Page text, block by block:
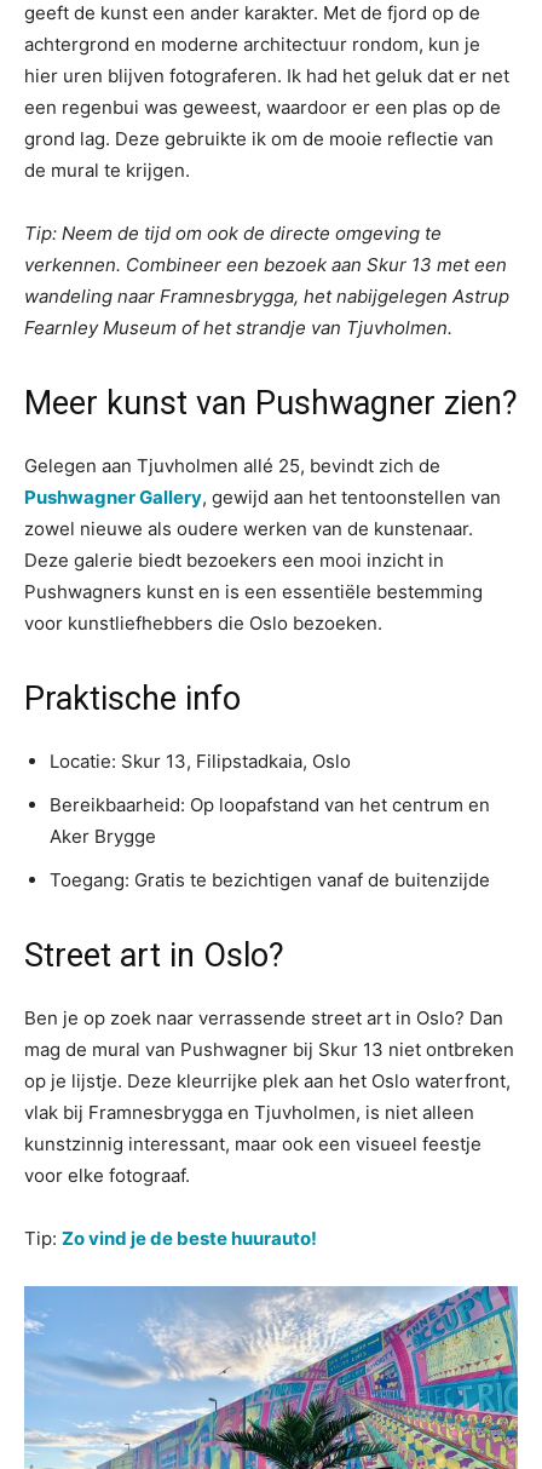
geeft de kunst een ander karakter. Met de fjord op de
achtergrond en moderne architectuur rondom, kun je
hier uren blijven fotograferen. Ik had het geluk dat er net
een regenbui was geweest, waardoor er een plas op de
grond lag. Deze gebruikte ik om de mooie reflectie van
de mural te krijgen.
Tip: Neem de tijd om ook de directe omgeving te
verkennen. Combineer een bezoek aan Skur 13 met een
wandeling naar Framnesbrygga, het nabijgelegen Astrup
Fearnley Museum of het strandje van Tjuvholmen.
Meer kunst van Pushwagner zien?
Gelegen aan Tjuvholmen allé 25, bevindt zich de
Pushwagner Gallery, gewijd aan het tentoonstellen van
zowel nieuwe als oudere werken van de kunstenaar.
Deze galerie biedt bezoekers een mooi inzicht in
Pushwagners kunst en is een essentiële bestemming
voor kunstliefhebbers die Oslo bezoeken.
Praktische info
Locatie: Skur 13, Filipstadkaia, Oslo
Bereikbaarheid: Op loopafstand van het centrum en
Aker Brygge
Toegang: Gratis te bezichtigen vanaf de buitenzijde
Street art in Oslo?
Ben je op zoek naar verrassende street art in Oslo? Dan
mag de mural van Pushwagner bij Skur 13 niet ontbreken
op je lijstje. Deze kleurrijke plek aan het Oslo waterfront,
vlak bij Framnesbrygga en Tjuvholmen, is niet alleen
kunstzinnig interessant, maar ook een visueel feestje
voor elke fotograaf.
Tip: Zo vind je de beste huurauto!